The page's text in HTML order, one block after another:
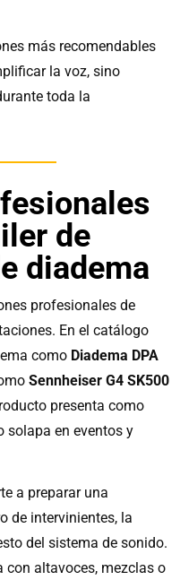
más recomendables
la voz, sino
toda la
de
diadema
profesionales de
En el catálogo
como Diadema DPA
Sennheiser G4 SK500
presenta como
solapa en eventos y
a preparar una
de intervinientes, la
del sistema de sonido.
altavoces, mezclas o